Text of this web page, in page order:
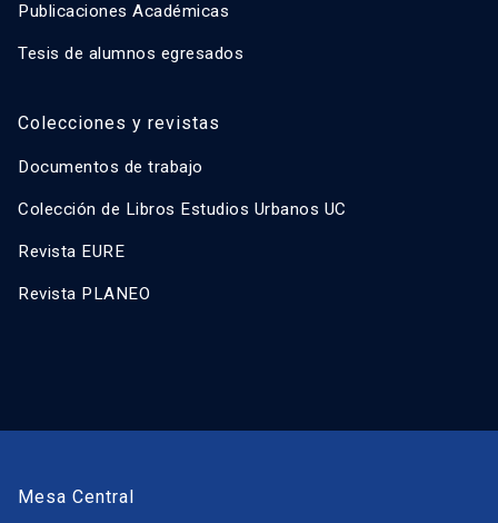
Publicaciones Académicas
Tesis de alumnos egresados
Colecciones y revistas
Documentos de trabajo
Colección de Libros Estudios Urbanos UC
Revista EURE
Revista PLANEO
Mesa Central